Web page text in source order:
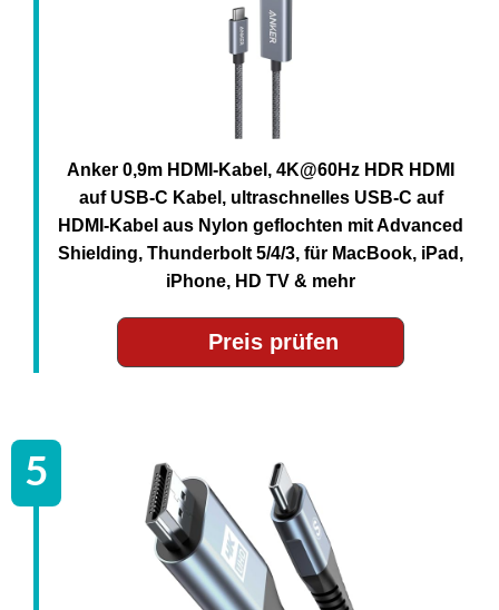
Anker 0,9m HDMI-Kabel, 4K@60Hz HDR HDMI
auf USB-C Kabel, ultraschnelles USB-C auf
HDMI-Kabel aus Nylon geflochten mit Advanced
Shielding, Thunderbolt 5/4/3, für MacBook, iPad,
iPhone, HD TV & mehr
Preis prüfen